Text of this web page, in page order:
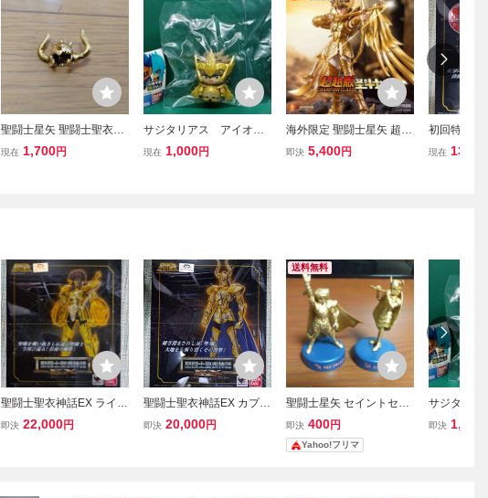
聖闘士星矢 聖闘士聖衣神
話 ゴールドセイント 黄金
現在 1,700円
サジタリアス アイオロ
ス コレキャラ 聖闘士
現在 1,000円
海外限定 聖闘士星矢 超越
版 射手座 サジタリアスア
即決 5,400円
初回特典付
神話EX ス
現在
聖闘士聖衣神話EX ライブ
ラ 童虎 黄金聖闘士 ゴー
即決 22,000円
聖闘士聖衣神話EX カプリ
コーン シュラ9黄金聖闘
即決 20,000円
送料無料
聖闘士星矢 セイントセイ
ヤ ミニフィギュアセレク
ション2 シードラゴン セ
イレーン 2体セット 当時
即決 400円
Yahoo!フリマ
サジタリ
ス コレキ
即決 1,480